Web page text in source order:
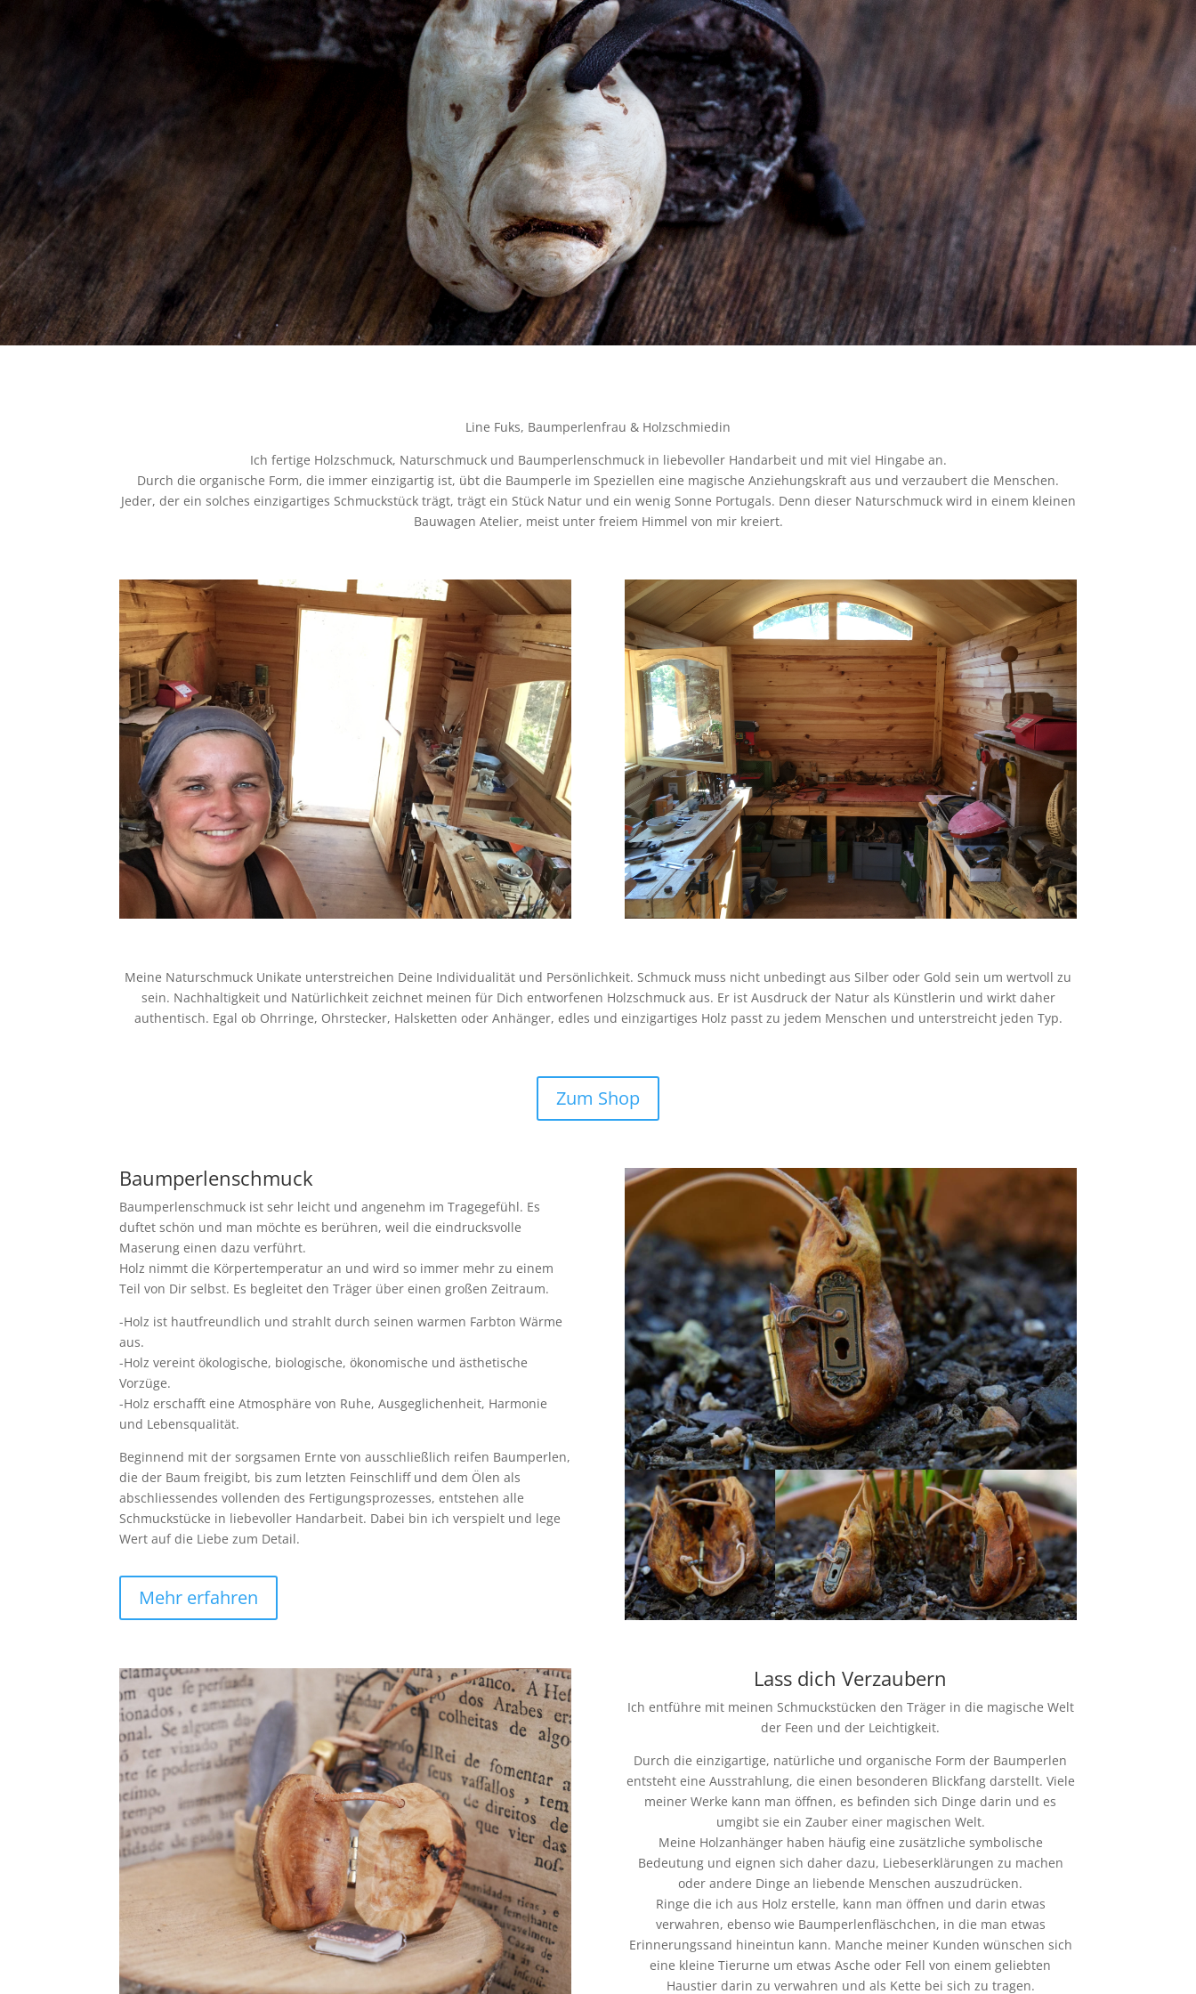
Line Fuks, Baumperlenfrau & Holzschmiedin
Ich fertige Holzschmuck, Naturschmuck und Baumperlenschmuck in liebevoller Handarbeit und mit viel Hingabe an.
Durch die organische Form, die immer einzigartig ist, übt die Baumperle im Speziellen eine magische Anziehungskraft aus und verzaubert die Menschen.
Jeder, der ein solches einzigartiges Schmuckstück trägt, trägt ein Stück Natur und ein wenig Sonne Portugals. Denn dieser Naturschmuck wird in einem kleinen
Bauwagen Atelier, meist unter freiem Himmel von mir kreiert.
Meine Naturschmuck Unikate unterstreichen Deine Individualität und Persönlichkeit. Schmuck muss nicht unbedingt aus Silber oder Gold sein um wertvoll zu
sein. Nachhaltigkeit und Natürlichkeit zeichnet meinen für Dich entworfenen Holzschmuck aus. Er ist Ausdruck der Natur als Künstlerin und wirkt daher
authentisch. Egal ob Ohrringe, Ohrstecker, Halsketten oder Anhänger, edles und einzigartiges Holz passt zu jedem Menschen und unterstreicht jeden Typ.
Zum Shop
Baumperlenschmuck
Baumperlenschmuck ist sehr leicht und angenehm im Tragegefühl. Es
duftet schön und man möchte es berühren, weil die eindrucksvolle
Maserung einen dazu verführt.
Holz nimmt die Körpertemperatur an und wird so immer mehr zu einem
Teil von Dir selbst. Es begleitet den Träger über einen großen Zeitraum.
-Holz ist hautfreundlich und strahlt durch seinen warmen Farbton Wärme
aus.
-Holz vereint ökologische, biologische, ökonomische und ästhetische
Vorzüge.
-Holz erschafft eine Atmosphäre von Ruhe, Ausgeglichenheit, Harmonie
und Lebensqualität.
Beginnend mit der sorgsamen Ernte von ausschließlich reifen Baumperlen,
die der Baum freigibt, bis zum letzten Feinschliff und dem Ölen als
abschliessendes vollenden des Fertigungsprozesses, entstehen alle
Schmuckstücke in liebevoller Handarbeit. Dabei bin ich verspielt und lege
Wert auf die Liebe zum Detail.
Mehr erfahren
Lass dich Verzaubern
Ich entführe mit meinen Schmuckstücken den Träger in die magische Welt
der Feen und der Leichtigkeit.
Durch die einzigartige, natürliche und organische Form der Baumperlen
entsteht eine Ausstrahlung, die einen besonderen Blickfang darstellt. Viele
meiner Werke kann man öffnen, es befinden sich Dinge darin und es
umgibt sie ein Zauber einer magischen Welt.
Meine Holzanhänger haben häufig eine zusätzliche symbolische
Bedeutung und eignen sich daher dazu, Liebeserklärungen zu machen
oder andere Dinge an liebende Menschen auszudrücken.
Ringe die ich aus Holz erstelle, kann man öffnen und darin etwas
verwahren, ebenso wie Baumperlenfläschchen, in die man etwas
Erinnerungssand hineintun kann. Manche meiner Kunden wünschen sich
eine kleine Tierurne um etwas Asche oder Fell von einem geliebten
Haustier darin zu verwahren und als Kette bei sich zu tragen.